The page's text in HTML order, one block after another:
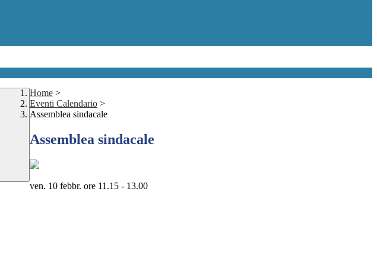
Home >
Eventi Calendario >
Assemblea sindacale
Assemblea sindacale
ven. 10 febbr. ore 11.15 - 13.00